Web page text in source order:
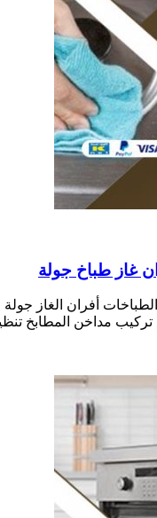
أفران الغاز
مداخن المطابخ